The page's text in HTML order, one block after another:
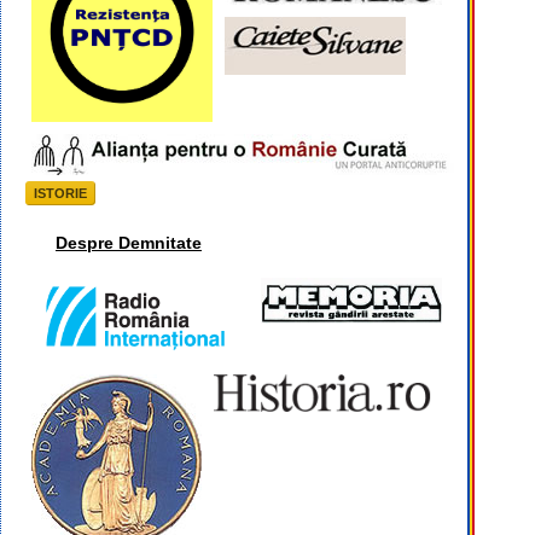
ISTORIE
Despre Demnitate